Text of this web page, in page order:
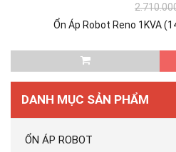
Ổn Áp Robot Reno 1KVA
DANH MỤC SẢN PHẨM
ỔN ÁP ROBOT